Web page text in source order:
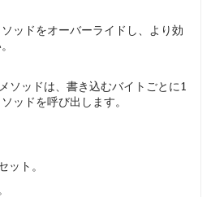
ッドをオーバーライドし、より効
メソッドは、書き込むバイトごとに1
ッドを呼び出します。
ット。